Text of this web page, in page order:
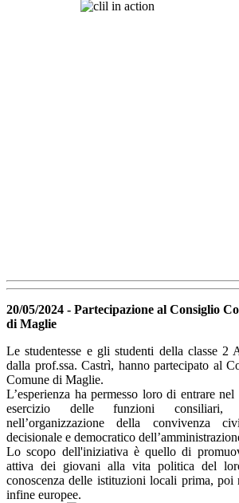
20/05/2024 - Partecipazione al Consiglio
di Maglie
Le studentesse e gli studenti della classe 2
dalla prof.ssa. Castrì, hanno partecipato al
Comune di Maglie.
L’esperienza ha permesso loro di entrare
esercizio delle funzioni
nell’organizzazione della convivenza
decisionale e democratico
Lo scopo dell'iniziativa è quello di
attiva dei giovani alla vita politica del
conoscenza delle istituzioni locali prima, poi
infine europee.